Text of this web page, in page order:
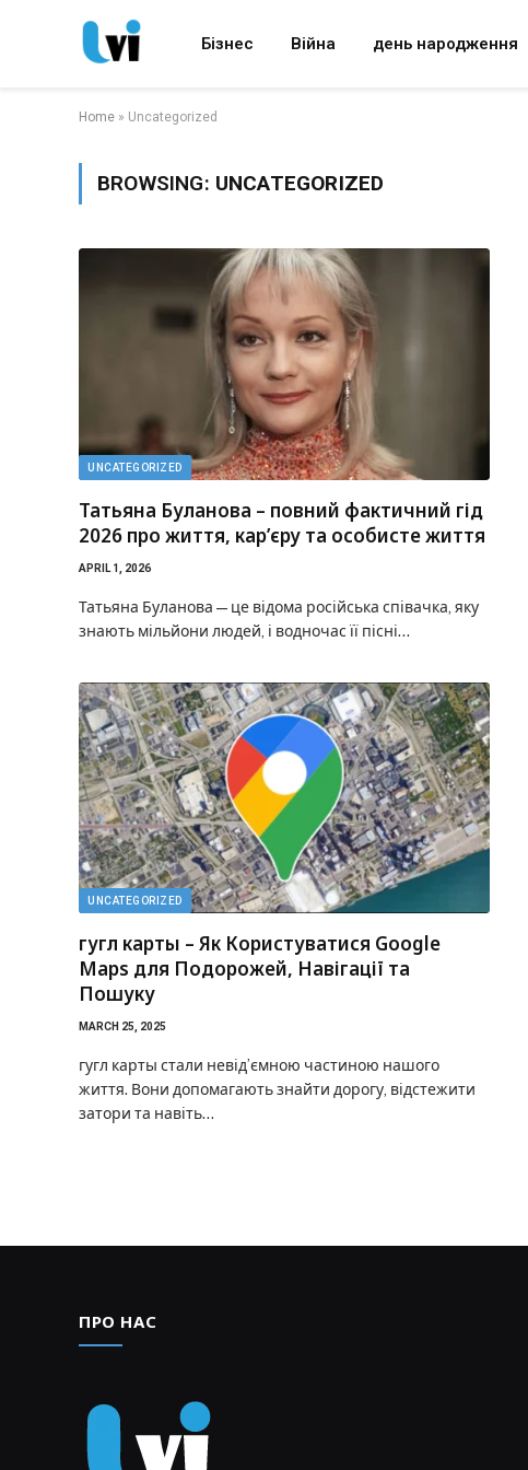
Бізнес Війна день народження
Home » Uncategorized
BROWSING: UNCATEGORIZED
UNCATEGORIZED
Татьяна Буланова – повний фактичний гід
2026 про життя, кар’єру та особисте життя
APRIL 1, 2026
Татьяна Буланова — це відома російська співачка, яку
знають мільйони людей, і водночас її пісні…
UNCATEGORIZED
гугл карты – Як Користуватися Google
Maps для Подорожей, Навігації та
Пошуку
MARCH 25, 2025
гугл карты стали невід’ємною частиною нашого
життя. Вони допомагають знайти дорогу, відстежити
затори та навіть…
ПРО НАС